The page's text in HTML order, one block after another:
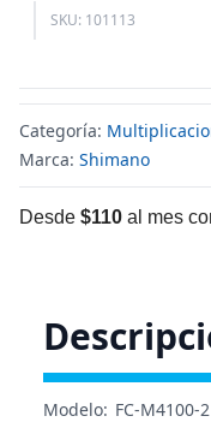
SKU: 101113
Categoría:
Marca: Shimano
Desde $110 al mes
Modelo: FC-